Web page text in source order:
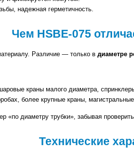
надежная герметичность.
Чем HSBE-075
Различие — только в диаметре
краны малого диаметра,
более крупные краны,
«по диаметру трубки», забывая
Технические